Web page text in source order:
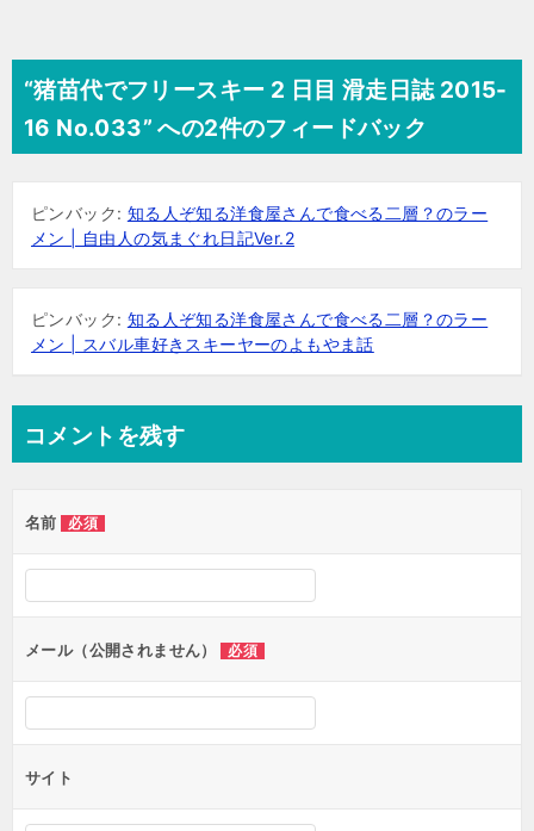
“猪苗代でフリースキー 2 日目 滑走日誌 2015-
16 No.033” への2件のフィードバック
ピンバック: 知る人ぞ知る洋食屋さんで食べる二層？のラー
メン | 自由人の気まぐれ日記Ver.2
ピンバック: 知る人ぞ知る洋食屋さんで食べる二層？のラー
メン | スバル車好きスキーヤーのよもやま話
コメントを残す
名前 必須
メール（公開されません） 必須
サイト